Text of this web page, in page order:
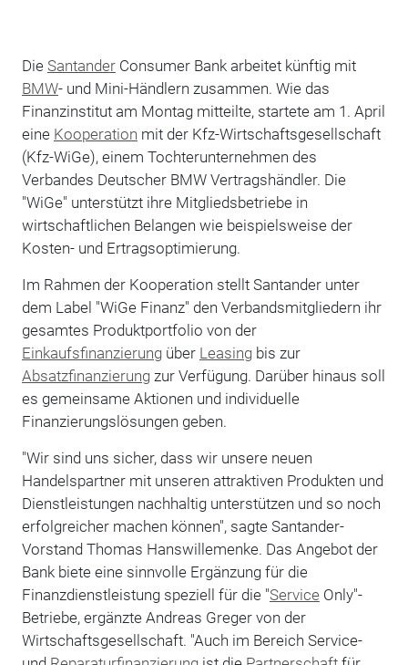
Die SantanderConsumer Bank arbeitet künftig mit
BMW- und Mini-Händlern zusammen. Wie das
Finanzinstitut am Montag mitteilte, startete am 1. April
eine Kooperation mit der Kfz-Wirtschaftsgesellschaft
(Kfz-WiGe), einem Tochterunternehmen des
Verbandes Deutscher BMW Vertragshändler. Die
"WiGe" unterstützt ihre Mitgliedsbetriebe in
wirtschaftlichen Belangen wie beispielsweise der
Kosten- und Ertragsoptimierung.
Im Rahmen der Kooperation stellt Santander unter
dem Label "WiGe Finanz" den Verbandsmitgliedern ihr
gesamtes Produktportfolio von der
Einkaufsfinanzierungüber Leasingbis zur
Absatzfinanzierungzur Verfügung. Darüber hinaus soll
es gemeinsame Aktionen und individuelle
Finanzierungslösungen geben.
"Wir sind uns sicher, dass wir unsere neuen
Handelspartner mit unseren attraktiven Produkten und
Dienstleistungen nachhaltig unterstützen und so noch
erfolgreicher machen können", sagte Santander-
Vorstand Thomas Hanswillemenke. Das Angebot der
Bank biete eine sinnvolle Ergänzung für die
Finanzdienstleistung speziell für die "Service Only"-
Betriebe, ergänzte Andreas Greger von der
Wirtschaftsgesellschaft. "Auch im Bereich Service-